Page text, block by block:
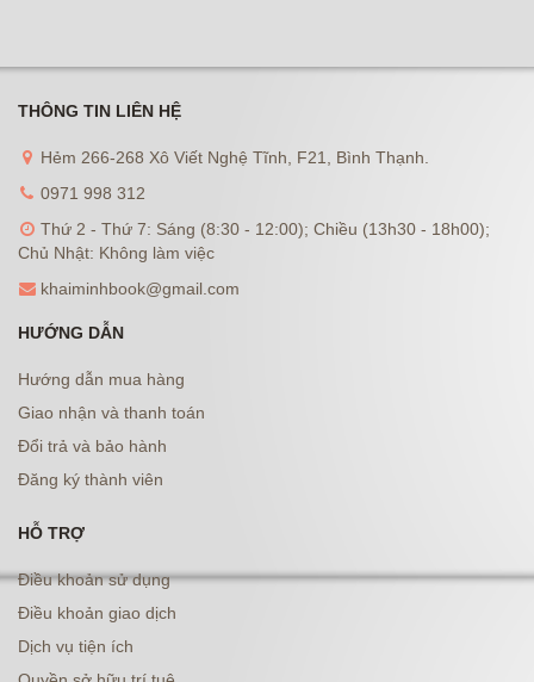
THÔNG TIN LIÊN HỆ
Hẻm 266-268 Xô Viết Nghệ Tĩnh, F21, Bình Thạnh.
0971 998 312
Thứ 2 - Thứ 7: Sáng (8:30 - 12:00); Chiều (13h30 - 18h00);
Chủ Nhật: Không làm việc
khaiminhbook@gmail.com
HƯỚNG DẪN
Hướng dẫn mua hàng
Giao nhận và thanh toán
Đổi trả và bảo hành
Đăng ký thành viên
HỖ TRỢ
Điều khoản sử dụng
Điều khoản giao dịch
Dịch vụ tiện ích